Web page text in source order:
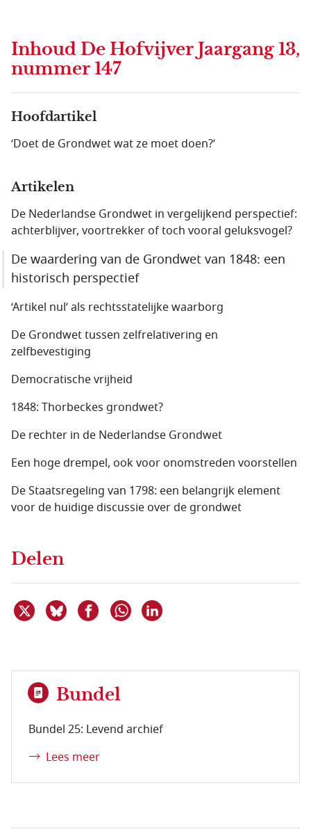
Inhoud De Hofvijver Jaargang 13,
nummer 147
Hoofdartikel
‘Doet de Grondwet wat ze moet doen?’
Artikelen
De Nederlandse Grondwet in vergelijkend perspectief:
achterblijver, voortrekker of toch vooral geluksvogel?
De waardering van de Grondwet van 1848: een
historisch perspectief
‘Artikel nul’ als rechtsstatelijke waarborg
De Grondwet tussen zelfrelativering en
zelfbevestiging
Democratische vrijheid
1848: Thorbeckes grondwet?
De rechter in de Nederlandse Grondwet
Een hoge drempel, ook voor onomstreden voorstellen
De Staatsregeling van 1798: een belangrijk element
voor de huidige discussie over de grondwet
Delen
Deel dit item op X
Deel dit item op Bluesky
Deel dit item op Facebook
Delen via WhatsApp
Bundel
Bundel 25: Levend archief
Lees meer